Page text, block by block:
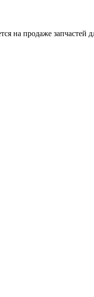
на продаже запчастей